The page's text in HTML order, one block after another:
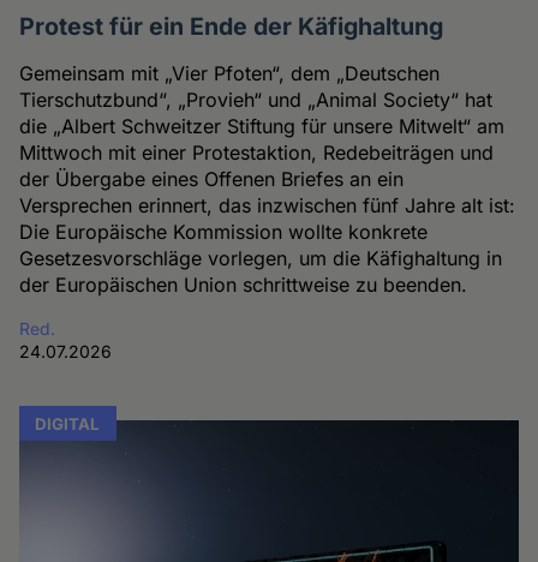
Protest für ein Ende der Käfighaltung
Gemeinsam mit „Vier Pfoten“, dem „Deutschen
Tierschutzbund“, „Provieh“ und „Animal Society“ hat
die „Albert Schweitzer Stiftung für unsere Mitwelt“ am
Mittwoch mit einer Protestaktion, Redebeiträgen und
der Übergabe eines Offenen Briefes an ein
Versprechen erinnert, das inzwischen fünf Jahre alt ist:
Die Europäische Kommission wollte konkrete
Gesetzesvorschläge vorlegen, um die Käfighaltung in
der Europäischen Union schrittweise zu beenden.
Red.
24.07.2026
DIGITAL